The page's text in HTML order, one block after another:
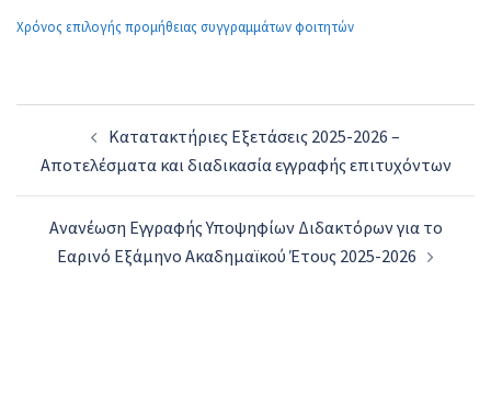
Χρόνος επιλογής προμήθειας συγγραμμάτων φοιτητών
navigationΚατατακτήριες Εξετάσεις 2025-2026 –
Αποτελέσματα και διαδικασία εγγραφής επιτυχόντων
Ανανέωση Εγγραφής Υποψηφίων Διδακτόρων για το
Εαρινό Εξάμηνο Ακαδημαϊκού Έτους 2025-2026